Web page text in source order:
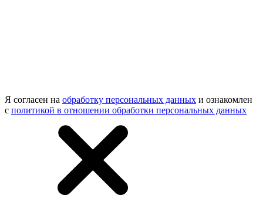
Я согласен на обработку персональных данных и ознакомлен
с политикой в отношении обработки персональных данных